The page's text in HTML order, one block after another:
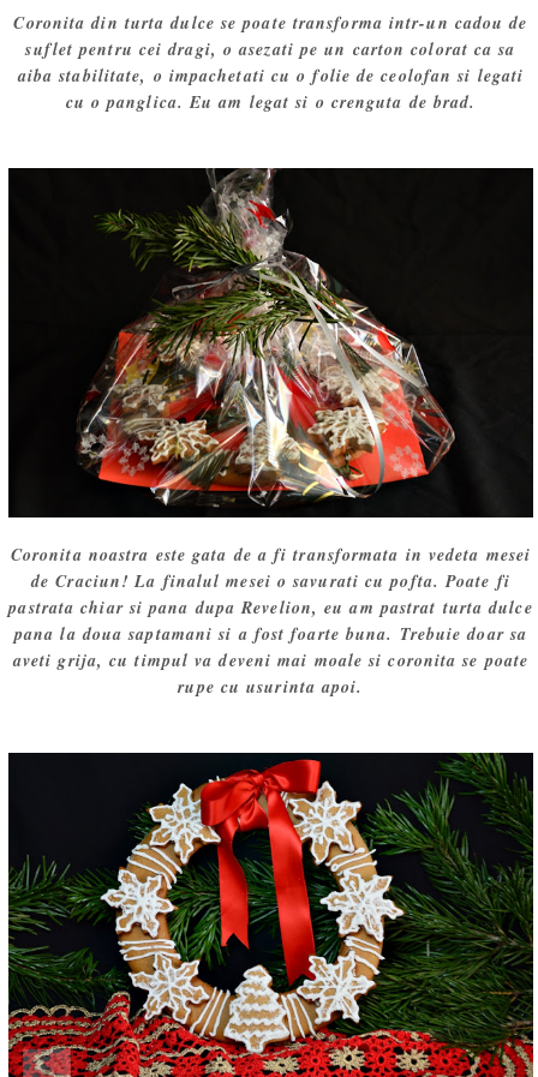
Coronita din turta dulce se poate transforma intr-un cadou de
suflet pentru cei dragi, o asezati pe un carton colorat ca sa
aiba stabilitate, o impachetati cu o folie de ceolofan si legati
cu o panglica. Eu am legat si o crenguta de brad.
Coronita noastra este gata de a fi transformata in vedeta mesei
de Craciun! La finalul mesei o savurati cu pofta. Poate fi
pastrata chiar si pana dupa Revelion, eu am pastrat turta dulce
pana la doua saptamani si a fost foarte buna. Trebuie doar sa
aveti grija, cu timpul va deveni mai moale si coronita se poate
rupe cu usurinta apoi.